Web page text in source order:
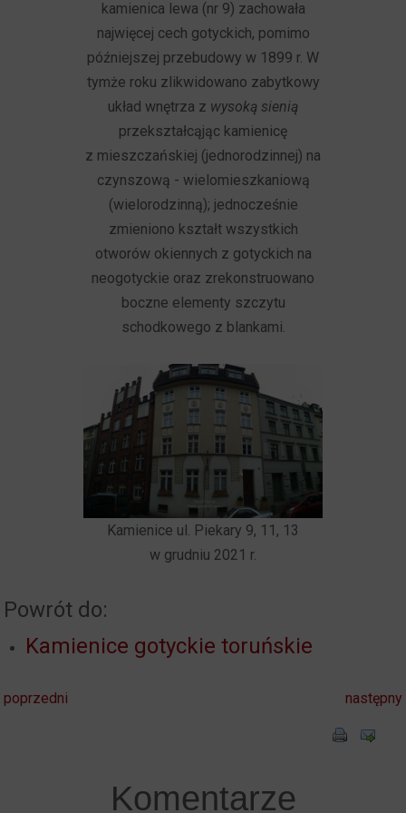
kamienica lewa (nr 9) zachowała
najwięcej cech gotyckich, pomimo
późniejszej przebudowy w 1899 r. W
tymże roku zlikwidowano zabytkowy
układ wnętrza z wysoką sienią
przekształcąjąc kamienicę
z mieszczańskiej (jednorodzinnej) na
czynszową - wielomieszkaniową
(wielorodzinną); jednocześnie
zmieniono kształt wszystkich
otworów okiennych z gotyckich na
neogotyckie oraz zrekonstruowano
boczne elementy szczytu
schodkowego z blankami.
Kamienice ul. Piekary 9, 11, 13
w grudniu 2021 r.
Powrót do:
Kamienice gotyckie toruńskie
poprzedni następny
Komentarze